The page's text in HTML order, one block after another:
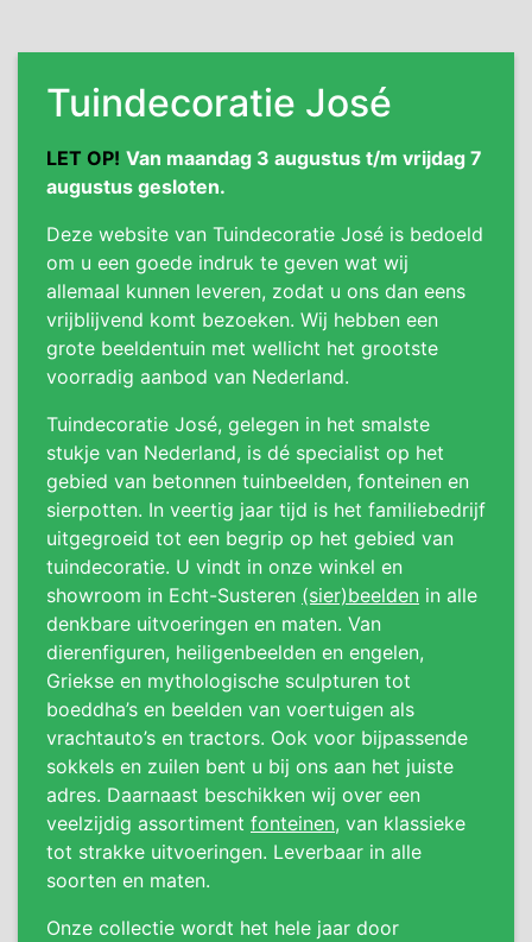
Tuindecoratie José
LET OP! Van maandag 3 augustus t/m vrijdag 7
augustus gesloten.
Deze website van Tuindecoratie José is bedoeld
om u een goede indruk te geven wat wij
allemaal kunnen leveren, zodat u ons dan eens
vrijblijvend komt bezoeken. Wij hebben een
grote beeldentuin met wellicht het grootste
voorradig aanbod van Nederland.
Tuindecoratie José, gelegen in het smalste
stukje van Nederland, is dé specialist op het
gebied van betonnen tuinbeelden, fonteinen en
sierpotten. In veertig jaar tijd is het familiebedrijf
uitgegroeid tot een begrip op het gebied van
tuindecoratie. U vindt in onze winkel en
showroom in Echt-Susteren (sier)beelden in alle
denkbare uitvoeringen en maten. Van
dierenfiguren, heiligenbeelden en engelen,
Griekse en mythologische sculpturen tot
boeddha’s en beelden van voertuigen als
vrachtauto’s en tractors. Ook voor bijpassende
sokkels en zuilen bent u bij ons aan het juiste
adres. Daarnaast beschikken wij over een
veelzijdig assortiment fonteinen, van klassieke
tot strakke uitvoeringen. Leverbaar in alle
soorten en maten.
Onze collectie wordt het hele jaar door